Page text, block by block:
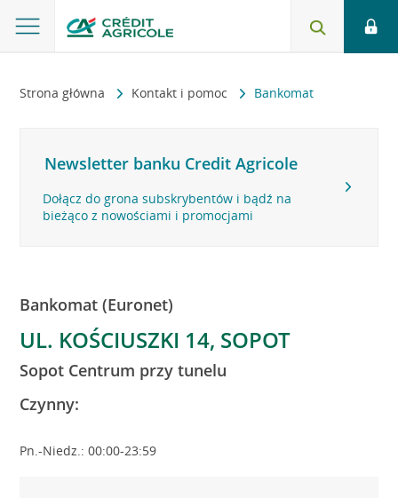
Strona główna Kontakt i pomoc Bankomat
Newsletter banku Credit Agricole
Dołącz do grona subskrybentów i bądź na
bieżąco z nowościami i promocjami
Bankomat (Euronet)
UL. KOŚCIUSZKI 14, SOPOT
Sopot Centrum przy tunelu
Czynny:
Pn.-Niedz.: 00:00-23:59